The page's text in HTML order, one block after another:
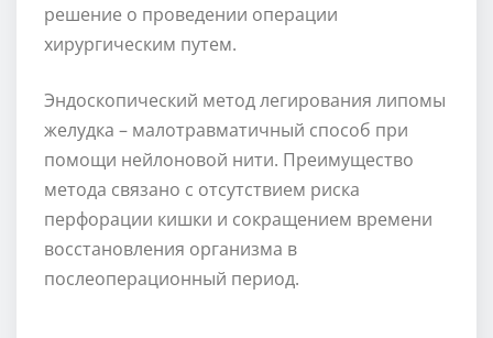
решение о проведении операции
хирургическим путем.
Эндоскопический метод легирования липомы
желудка – малотравматичный способ при
помощи нейлоновой нити. Преимущество
метода связано с отсутствием риска
перфорации кишки и сокращением времени
восстановления организма в
послеоперационный период.